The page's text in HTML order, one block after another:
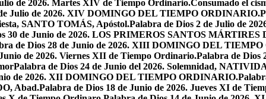
de 2026. Martes XIV de Tiempo Ordinario.Consumado el
Julio de 2026. XIV DOMINGO DEL TIEMPO ORDINARIO.
SANTO TOMÁS, Apóstol.Palabra de Dios 2 de Julio de
30 de Junio de 2026. LOS PRIMEROS SANTOS
de Dios 28 de Junio de 2026. XIII DOMINGO DEL
de 2026. Viernes XII de Tiempo Ordinario.Palabra de Dios
Palabra de Dios 24 de Junio del 2026. Solemnidad,
de 2026. XII DOMINGO DEL TIEMPO ORDINARIO.
Abad.Palabra de Dios 18 de Junio de 2026. Jueves XI de